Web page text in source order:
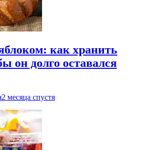
как хранить
он долго оставался
2 месяца спустя